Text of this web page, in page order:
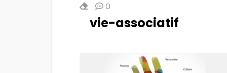
0
vie-associatif